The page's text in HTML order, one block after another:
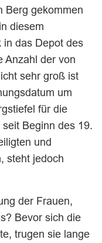
Berg gekommen
diesem
in das Depot des
Anzahl der von
sehr groß ist
um
für die
Beginn des 19.
und
steht jedoch
der Frauen,
Bevor sich die
trugen sie lange